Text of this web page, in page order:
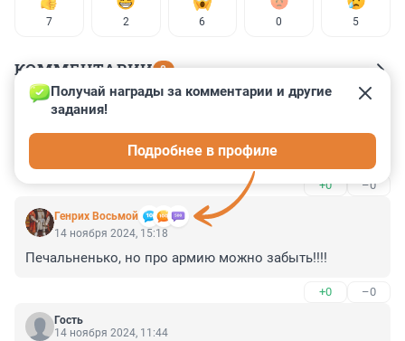
7 2 6 0 5
КОММЕНТАРИИ 8
Гость
Это был мой друг
+0 –0
Генрих Восьмой
Получай награды за комментарии и другие
задания!
Подробнее в профиле
14 ноября 2024, 15:18
Печальненько, но про армию можно забыть!!!!
+0 –0
Гость
14 ноября 2024, 11:44